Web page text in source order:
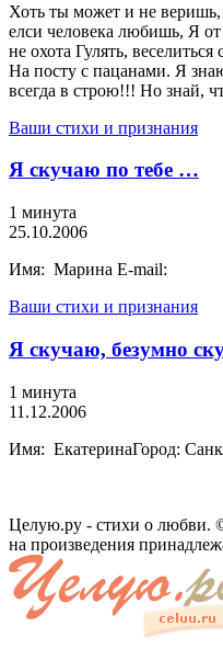
Хоть ты может и не
елси человека любишь, Я
не охота Гулять,
На посту с пацанами. Я
всегда в строю!!! Но знай,
Ваши стихи и признания
Я скучаю по тебе …
1 минута
25.10.2006
Имя: Марина E-mail:
Ваши стихи и признания
Я скучаю, безумно
1 минута
11.12.2006
Имя: ЕкатеринаГород:
Целую.ру - стихи о любви.
на произведения